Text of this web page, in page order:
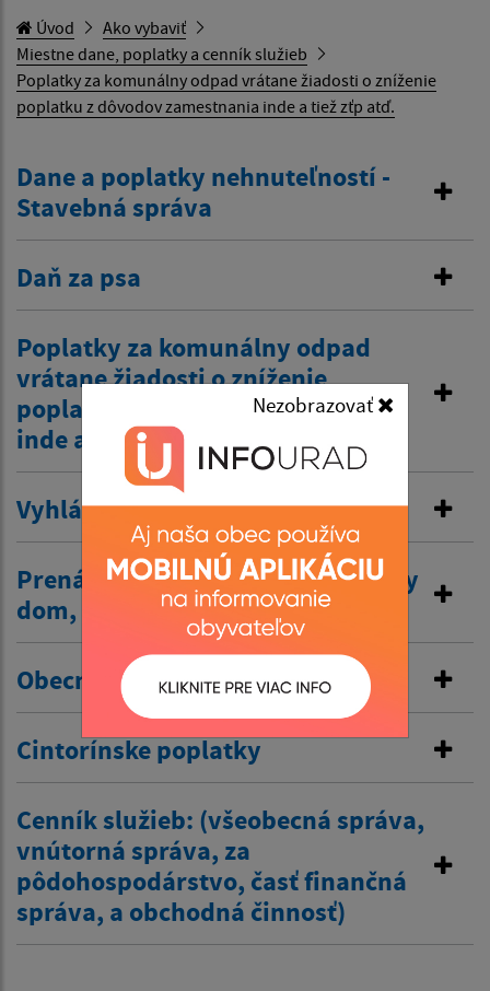
Nezobrazovať
Úvod
Ako vybaviť
Miestne dane, poplatky a cenník služieb
Poplatky za komunálny odpad vrátane žiadosti o zníženie
poplatku z dôvodov zamestnania inde a tiež zťp atď.
Dane a poplatky nehnuteľností -
Stavebná správa
Daň za psa
Poplatky za komunálny odpad
vrátane žiadosti o zníženie
poplatku z dôvodov zamestnania
inde a tiež zťp atď.
Vyhlásenie v miestnom rozhlase
Prenájom nehnuteľností /kultúrny
dom, …/
Obecné nájomné byty
Cintorínske poplatky
Cenník služieb: (všeobecná správa,
vnútorná správa, za
pôdohospodárstvo, časť finančná
správa, a obchodná činnosť)